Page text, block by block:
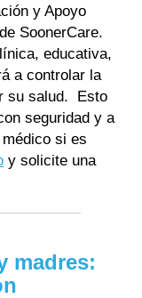
y Apoyo
SoonerCare.
educativa,
a controlar la
su salud. Esto
seguridad y a
si es
y solicite una
madres: